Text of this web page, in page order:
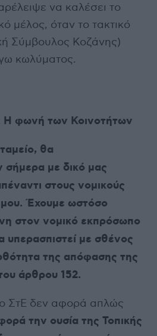
να καλέσει το
μέλος, όταν το τακτικό
Σύμβουλος Κοζάνης)
κωλύματος.
Η φωνή των Κοινοτήτων
θα
με δικό μας
στους νομικούς
Έχουμε ωστόσο
στον νομικό εκπρόσωπο
υπερασπιστεί με σθένος
της απόφασης της
άρθρου 152.
ΣτΕ δεν αφορά απλώς
την ουσία της Τοπικής